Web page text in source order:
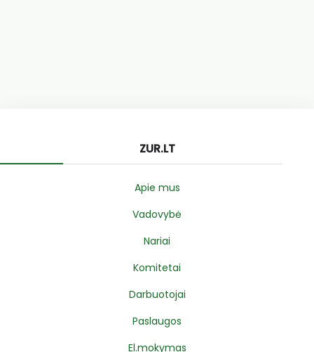
ZUR.LT
Apie mus
Vadovybė
Nariai
Komitetai
Darbuotojai
Paslaugos
El.mokymas